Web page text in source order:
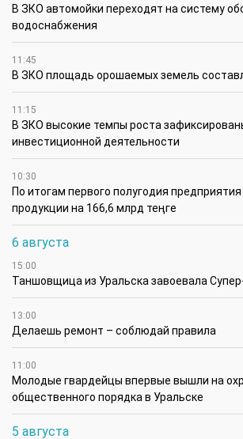
В ЗКО автомойки переходят на систему
водоснабжения
11:45
В ЗКО площадь орошаемых земель
11:15
В ЗКО высокие темпы роста
инвестиционной деятельности
10:30
По итогам первого полугодия
продукции на 166,6 млрд теңге
6 августа
15:00
Таншовщица из Уральска завоевала
13:00
Делаешь ремонт – соблюдай правила
11:00
Молодые гвардейцы впервые вышли на
общественного порядка в Уральске
5 августа